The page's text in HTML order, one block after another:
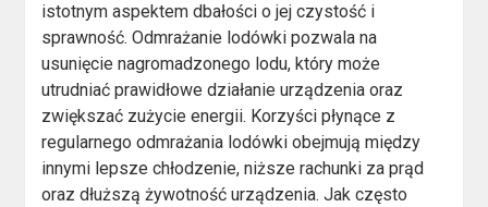
istotnym aspektem dbałości o jej czystość i
sprawność. Odmrażanie lodówki pozwala na
usunięcie nagromadzonego lodu, który może
utrudniać prawidłowe działanie urządzenia oraz
zwiększać zużycie energii. Korzyści płynące z
regularnego odmrażania lodówki obejmują między
innymi lepsze chłodzenie, niższe rachunki za prąd
oraz dłuższą żywotność urządzenia. Jak często